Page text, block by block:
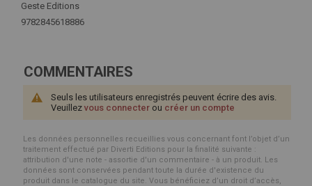
Geste Editions
9782845618886
COMMENTAIRES
Seuls les utilisateurs enregistrés peuvent écrire des avis.
Veuillez vous connecter ou créer un compte
Les données personnelles recueillies vous concernant font l’objet d’un
traitement effectué par Diverti Editions pour la finalité suivante :
attribution d'une note - assortie d'un commentaire - à un produit. Les
données sont conservées pendant toute la durée d'existence du
produit dans le catalogue du site. Vous bénéficiez d’un droit d’accès,